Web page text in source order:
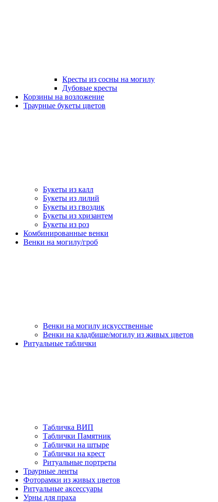
Кресты из сосны на могилу
Дубовые кресты
Корзины на возложение
Траурные букеты цветов
Букеты из калл
Букеты из лилий
Букеты из гвоздик
Букеты из хризантем
Букеты из роз
Комбинированные венки
Венки на могилу/гроб
Венки на могилу искусственные
Венки на кладбище/могилу из живых цветов
Ритуальные таблички
Табличка ВИП
Таблички Памятник
Таблички на штыре
Таблички на крест
Ритуальные портреты
Траурные ленты
Фоторамки из живых цветов
Ритуальные аксессуары
Урны для праха